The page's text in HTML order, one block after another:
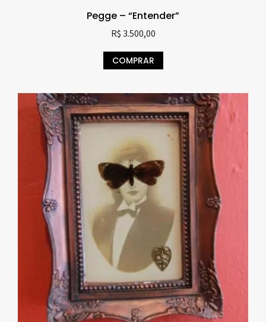
Pegge – “Entender”
R$ 3.500,00
COMPRAR